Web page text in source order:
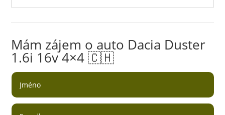
Mám zájem o auto Dacia Duster
1.6i 16v 4×4 🇨🇭